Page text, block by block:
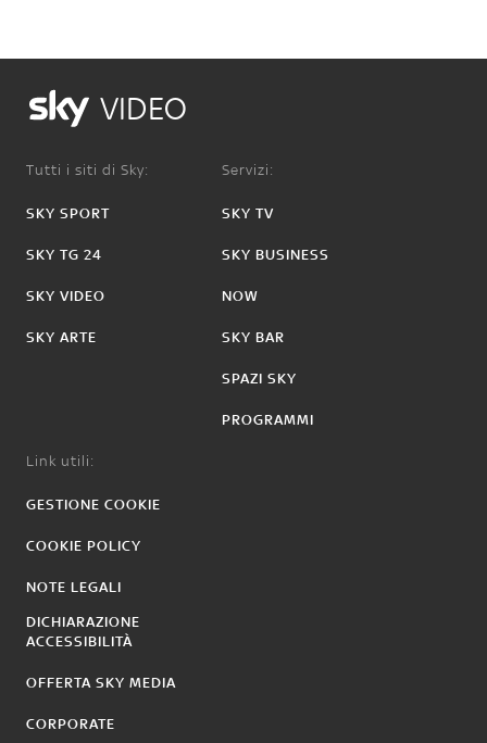
VIDEO
Tutti i siti di Sky:
SKY SPORT
SKY TG 24
SKY VIDEO
SKY ARTE
Servizi:
SKY TV
SKY BUSINESS
NOW
SKY BAR
SPAZI SKY
PROGRAMMI
Link utili:
GESTIONE COOKIE
COOKIE POLICY
NOTE LEGALI
DICHIARAZIONE
ACCESSIBILITÀ
OFFERTA SKY MEDIA
CORPORATE